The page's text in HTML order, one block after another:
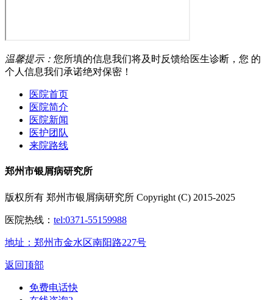
温馨提示： 您所填的信息我们将及时反馈给医生诊断，您 的
个人信息我们承诺绝对保密！
医院首页
医院简介
医院新闻
医护团队
来院路线
郑州市银屑病研究所
版权所有 郑州市银屑病研究所 Copyright (C) 2015-2025
医院热线： tel:0371-55159988
地址：郑州市金水区南阳路227号
返回顶部
免费电话快